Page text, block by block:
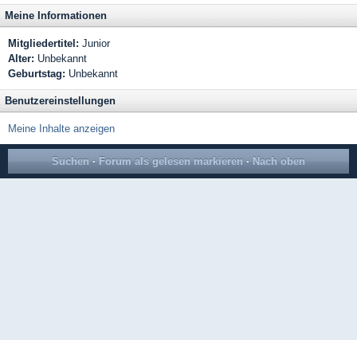
Meine Informationen
Mitgliedertitel: Junior
Alter: Unbekannt
Geburtstag: Unbekannt
Benutzereinstellungen
Meine Inhalte anzeigen
Suchen · Forum als gelesen markieren · Nach oben